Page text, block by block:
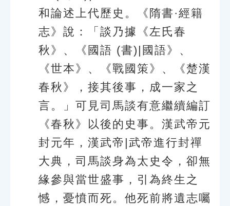
和論述上代歷史。《隋書·經籍
志》說：「談乃據《左氏春
秋》、《國語 (書)|國語》、
《世本》、《戰國策》、《楚漢
春秋》，接其後事，成一家之
言。」可見司馬談有意繼續編訂
《春秋》以後的史事。漢武帝元
封元年，漢武帝|武帝進行封禪
大典，司馬談身為太史令，卻無
緣參與當世盛事，引為終生之
憾，憂憤而死。他死前將遺志囑